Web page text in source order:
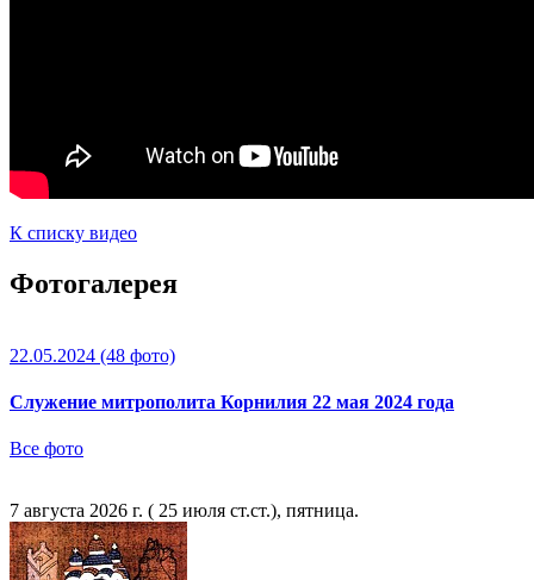
К списку видео
Фотогалерея
22.05.2024 (48 фото)
Служение митрополита Корнилия 22 мая 2024 года
Все фото
7 августа 2026 г. ( 25 июля ст.ст.), пятница.